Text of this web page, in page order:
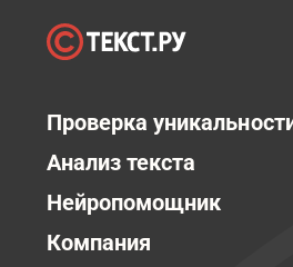
Проверка
Анализ текста
Нейропомощник
Компания